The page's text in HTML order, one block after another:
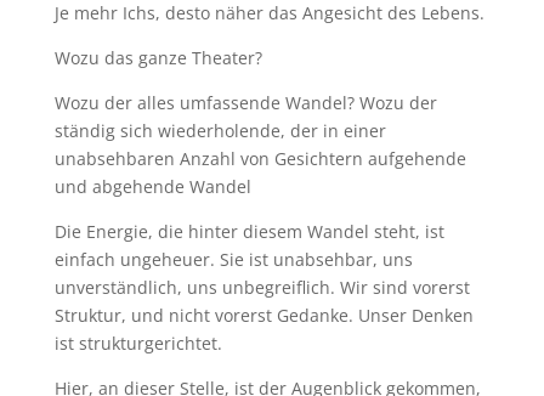
Je mehr Ichs, desto näher das Angesicht des Lebens.
Wozu das ganze Theater?
Wozu der alles umfassende Wandel? Wozu der
ständig sich wiederholende, der in einer
unabsehbaren Anzahl von Gesichtern aufgehende
und abgehende Wandel
Die Energie, die hinter diesem Wandel steht, ist
einfach ungeheuer. Sie ist unabsehbar, uns
unverständlich, uns unbegreiflich. Wir sind vorerst
Struktur, und nicht vorerst Gedanke. Unser Denken
ist strukturgerichtet.
Hier, an dieser Stelle, ist der Augenblick gekommen,